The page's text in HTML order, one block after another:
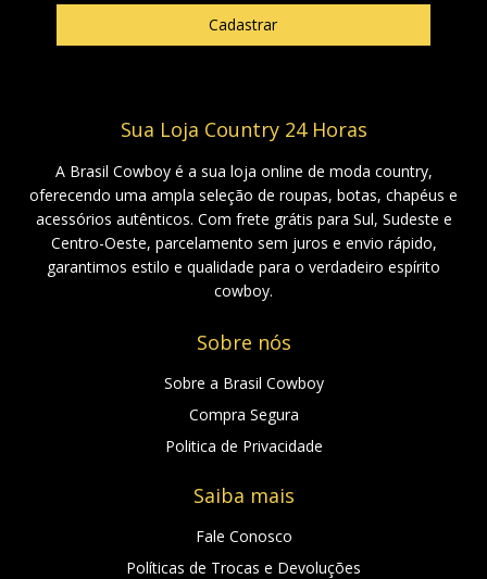
Sua Loja Country 24 Horas
A Brasil Cowboy é a sua loja online de moda country,
oferecendo uma ampla seleção de roupas, botas, chapéus e
acessórios autênticos. Com frete grátis para Sul, Sudeste e
Centro-Oeste, parcelamento sem juros e envio rápido,
garantimos estilo e qualidade para o verdadeiro espírito
cowboy.
Sobre nós
Sobre a Brasil Cowboy
Compra Segura
Politica de Privacidade
Saiba mais
Fale Conosco
Políticas de Trocas e Devoluções